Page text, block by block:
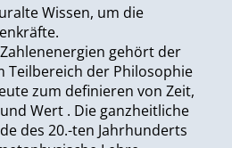
Wissen, um die
gehört der
Teilbereich der Philosophie
zum definieren von Zeit,
Wert . Die ganzheitliche
des 20.-ten Jahrhunderts